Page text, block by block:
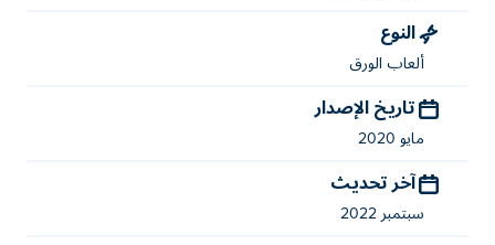
النوع
ألعاب الورق
تاريخ الإصدار
مايو 2020
آخر تحديث
سبتمبر 2022